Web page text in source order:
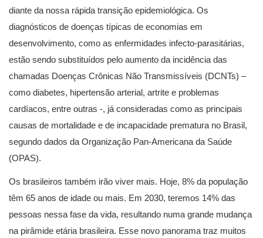
diante da nossa rápida transição epidemiológica. Os
diagnósticos de doenças típicas de economias em
desenvolvimento, como as enfermidades infecto-parasitárias,
estão sendo substituídos pelo aumento da incidência das
chamadas Doenças Crônicas Não Transmissíveis (DCNTs) –
como diabetes, hipertensão arterial, artrite e problemas
cardíacos, entre outras -, já consideradas como as principais
causas de mortalidade e de incapacidade prematura no Brasil,
segundo dados da Organização Pan-Americana da Saúde
(OPAS).
Os brasileiros também irão viver mais. Hoje, 8% da população
têm 65 anos de idade ou mais. Em 2030, teremos 14% das
pessoas nessa fase da vida, resultando numa grande mudança
na pirâmide etária brasileira. Esse novo panorama traz muitos